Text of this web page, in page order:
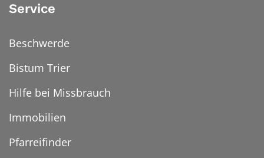
Service
Beschwerde
Bistum Trier
Hilfe bei Missbrauch
Immobilien
Pfarreifinder